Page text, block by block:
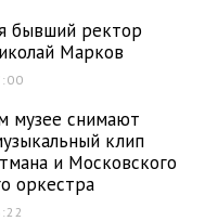
бывший ректор
Марков
музее снимают
клип
и Московского
оркестра